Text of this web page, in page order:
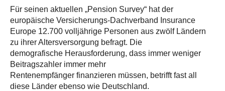
Für seinen aktuellen „Pension Survey“ hat der
europäische Versicherungs-Dachverband Insurance
Europe 12.700 volljährige Personen aus zwölf Ländern
zu ihrer Altersversorgung befragt. Die
demografische Herausforderung, dass immer weniger
Beitragszahler immer mehr
Rentenempfänger finanzieren müssen, betrifft fast all
diese Länder ebenso wie Deutschland.